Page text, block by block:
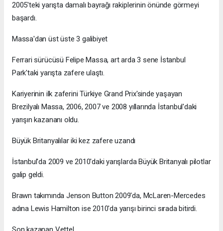
2005'teki yarışta damalı bayrağı rakiplerinin önünde görmeyi
başardı.
Massa'dan üst üste 3 galibiyet
Ferrari sürücüsü Felipe Massa, art arda 3 sene İstanbul
Park'taki yarışta zafere ulaştı.
Kariyerinin ilk zaferini Türkiye Grand Prix'sinde yaşayan
Brezilyalı Massa, 2006, 2007 ve 2008 yıllarında İstanbul'daki
yarışın kazananı oldu.
Büyük Britanyalılar iki kez zafere uzandı
İstanbul'da 2009 ve 2010'daki yarışlarda Büyük Britanyalı pilotlar
galip geldi.
Brawn takımında Jenson Button 2009'da, McLaren-Mercedes
adına Lewis Hamilton ise 2010'da yarışı birinci sırada bitirdi.